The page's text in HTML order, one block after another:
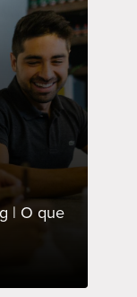
| O que